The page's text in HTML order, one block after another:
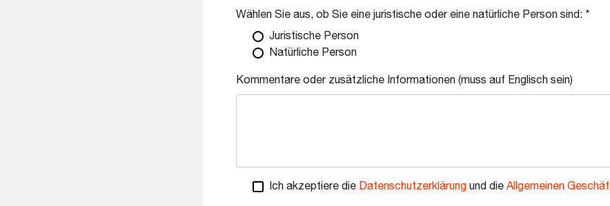
Wählen Sie aus, ob Sie eine juristische oder eine natürliche Person sind: *
Juristische Person
Natürliche Person
Kommentare oder zusätzliche Informationen (muss auf Englisch sein)
Ich akzeptiere die Datenschutzerklärungund die Allgemeinen